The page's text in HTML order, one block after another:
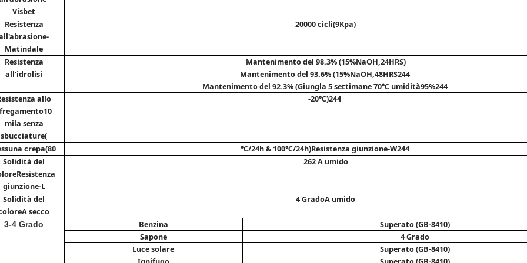
Visbet
Resistenza
Matindale
20000 cicli(9Kpa)
Resistenza
all'idrolisi
Mantenimento del 98.3% (15%NaOH,24HRS)
Mantenimento del 93.6% (15%NaOH,48HRS244
Mantenimento del 92.3% (Giungla 5 settimane 70℃ umidità95%244
allo
10
mila senza
sbucciature(
-20℃)244
crepa(80 ℃/24h & 100℃/24h)Resistenza giunzione-W244
Solidità del
Resistenza
giunzione-L
262 A umido
Solidità del
A secco
4 GradoA umido
3-4 Grado Benzina
Superato (GB-8410)
Sapone
4 Grado
Luce solare
Superato (GB-8410)